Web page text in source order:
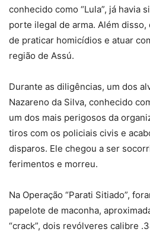
conhecido como “Lula”, já havia
porte ilegal de arma. Além
de praticar homicídios e atuar
região de Assú.
Durante as diligências, um dos
Nazareno da Silva, conhecido
um dos mais perigosos da
tiros com os policiais civis e
disparos. Ele chegou a ser
ferimentos e morreu.
Na Operação “Parati Sitiado”,
papelote de maconha,
“crack”, dois revólveres calibre